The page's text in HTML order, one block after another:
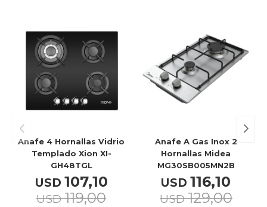
Anafe 4 Hornallas Vidrio
Templado Xion XI-
GH48TGL
USD 107,10
USD 119,00
Anafe A Gas Inox 2
Hornallas Midea
MG30SB005MN2B
USD 116,10
USD 129,00